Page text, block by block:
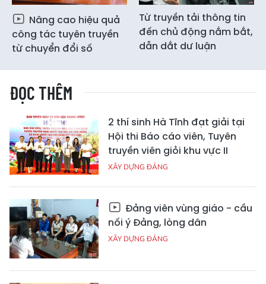
Nâng cao hiệu quả
công tác tuyên truyền
từ chuyển đổi số
Từ truyền tải thông tin
đến chủ động nắm bắt,
dẫn dắt dư luận
ĐỌC THÊM
2 thí sinh Hà Tĩnh đạt giải tại
Hội thi Báo cáo viên, Tuyên
truyền viên giỏi khu vực II
XÂY DỰNG ĐẢNG
Đảng viên vùng giáo - cầu
nối ý Đảng, lòng dân
XÂY DỰNG ĐẢNG